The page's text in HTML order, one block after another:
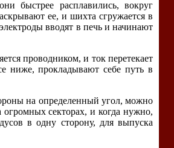
быстрее расплавились, вокруг
ее, и шихта сгружается в
вводят в печь и начинают
проводником, и ток перетекает
ниже, прокладывают себе путь в
на определенный угол, можно
огромных секторах, и когда нужно,
в одну сторону, для выпуска